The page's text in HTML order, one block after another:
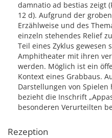
damnatio ad bestias zeigt
12 d). Aufgrund der
Erzählweise und des
einzeln stehendes Relief
Teil eines Zyklus gewesen
Amphitheater mit ihren
werden. Möglich ist ein
Kontext eines Grabbaus.
Darstellungen von
bezieht die Inschrift
besonderen Verurteilten
Rezeption